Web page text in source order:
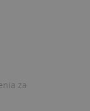
za